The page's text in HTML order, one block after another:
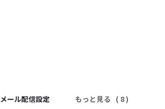
メール配信設定 もっと見る